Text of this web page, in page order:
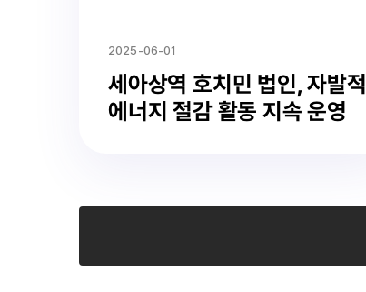
2025-06-01
세아상역 호치민 법인, 자발적
에너지 절감 활동 지속 운영